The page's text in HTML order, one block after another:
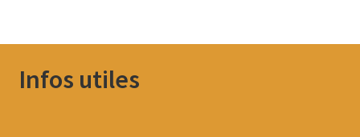
Infos utiles